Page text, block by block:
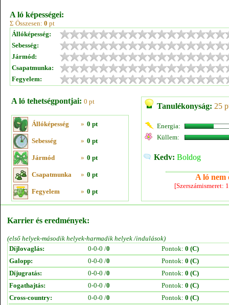
A ló képességei:
Σ Összesen: 0 pt
Állóképesség:
Sebesség:
Jármód:
Csapatmunka:
Fegyelem:
A ló tehetségpontjai: 0 pt
Állóképesség » 0 pt
Sebesség » 0 pt
Jármód » 0 pt
Csapatmunka » 0 pt
Fegyelem » 0 pt
Tanulékonyság: 25
Energia:
Küllem:
Kedv: Boldog
A ló nem
[Szerszámismeret:
Karrier és eredmények:
(első helyek-második helyek-harmadik helyek /indulások)
Díjlovaglás:
0-0-0 /0 Pontok: 0 (C)
Galopp:
0-0-0 /0 Pontok: 0 (C)
Díjugratás:
0-0-0 /0 Pontok: 0 (C)
Fogathajtás:
0-0-0 /0 Pontok: 0 (C)
Cross-country:
0-0-0 /0 Pontok: 0 (C)